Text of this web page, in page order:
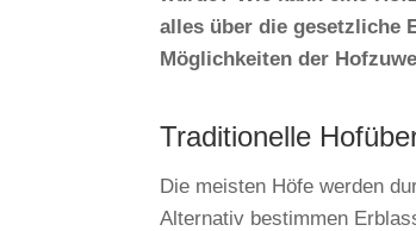
alles über die gesetzliche
Möglichkeiten der
Traditionelle
Die meisten Höfe werden
Alternativ bestimmen